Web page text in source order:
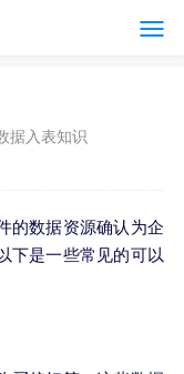
据入表知识
的数据资源确认为企
下是一些常见的可以